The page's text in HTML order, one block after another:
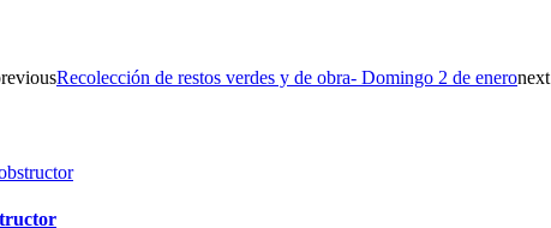
Recolección de restos verdes y de obra- Domingo 2 de eneronext